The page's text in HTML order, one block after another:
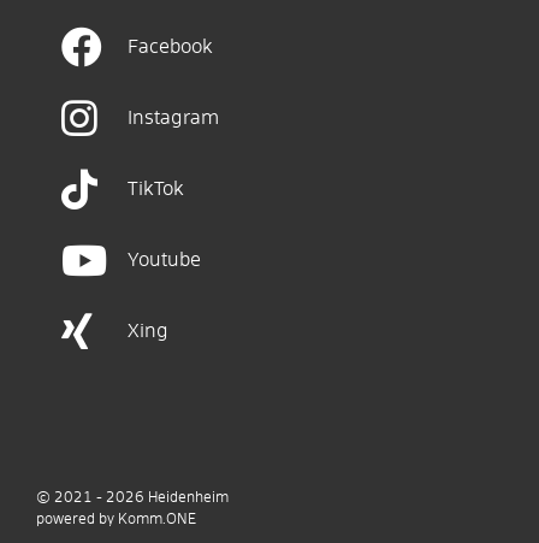
Facebook
Instagram
TikTok
Youtube
Xing
© 2021 - 2026 Heidenheim
powered by Komm.ONE